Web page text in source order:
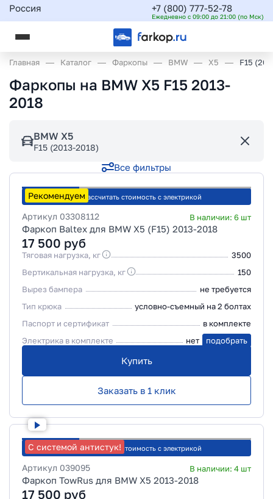
Россия +7 (800) 777-52-78
Ежедневно с 09:00 до 21:00 (по Мск)
Главная Каталог Фаркопы BMW X5 F15
Фаркопы на BMW X5 F15 2013-
2018
BMW X5
F15 (2013-2018)
Все фильтры
РекомендуемРассчитать стоимость с электрикой
Артикул 03308112 В наличии: 6 шт
Фаркоп Baltex для BMW X5 (F15) 2013-2018
17 500 руб
Тяговая нагрузка, кг
3500
Вертикальная нагрузка, кг
150
Вырез бампера
не требуется
Тип крюка
условно-съемный на 2 болтах
Паспорт и сертификат
в комплекте
Электрика в комплекте
нет подобрать
Купить
Заказать в 1 клик
С системой антистук!Рассчитать стоимость с электрикой
Артикул 039095 В наличии: 4 шт
Фаркоп TowRus для BMW X5 2013-2018
17 500 руб